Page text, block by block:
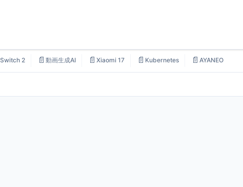
Switch 2 📄 動画生成AI 📄 Xiaomi 17 📄 Kubernetes 📄 AYANEO